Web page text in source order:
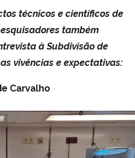
técnicos e científicos de
também
à Subdivisão de
vivências e expectativas:
Carvalho